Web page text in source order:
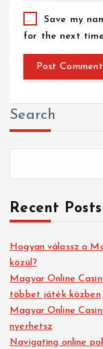
Save my
for the next
Search
Recent Posts
Hogyan válassz a
közül?
Magyar Online
többet játék közben
Magyar Online
nyerhetsz
Navigating online